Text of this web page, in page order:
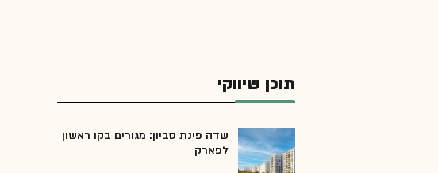
תוכן שיווקי
שדה פינת סביון: מגורים בקו ראשון
לפארק